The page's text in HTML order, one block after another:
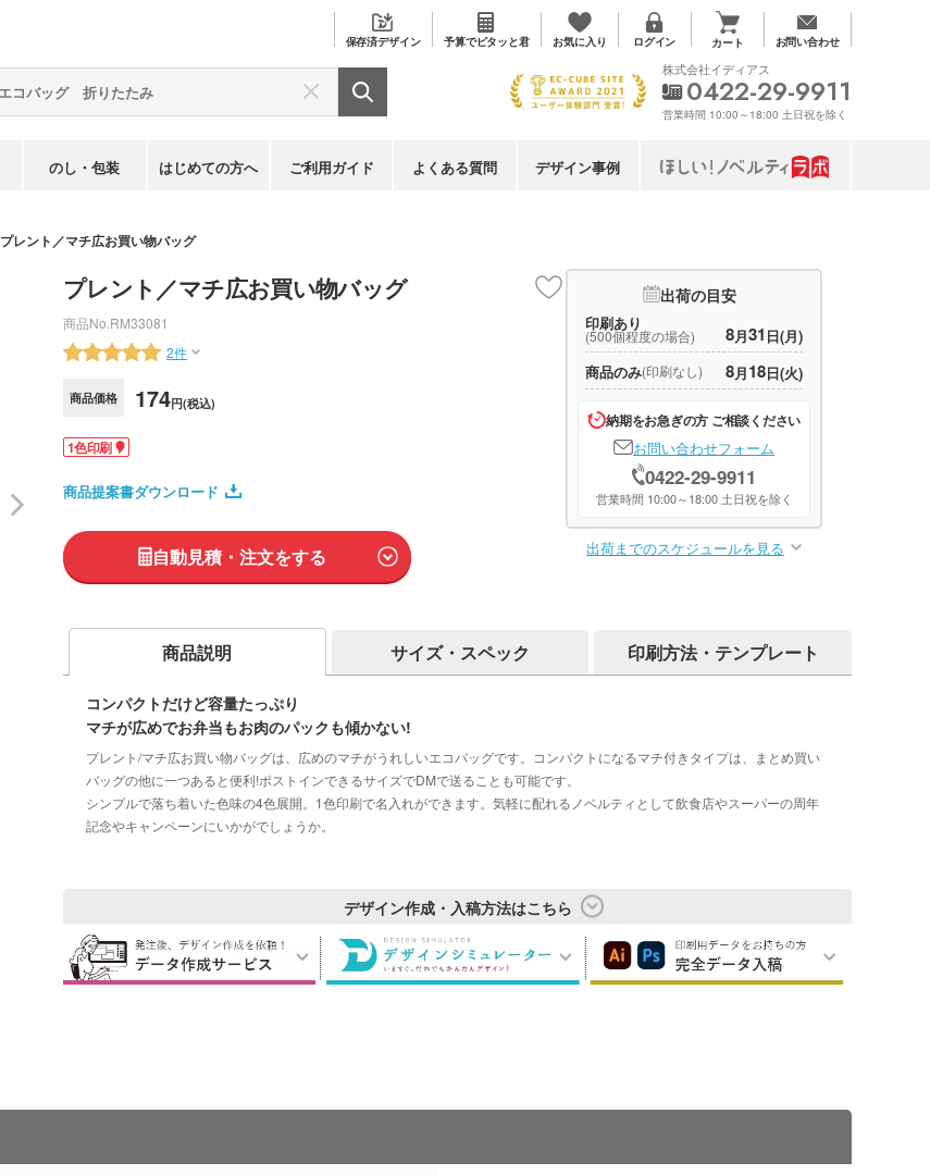
保存済デザイン 予算でピタッと君 お気に入り ログイン カート お問い合わせ
のし・包装 はじめての方へ ご利用ガイド よくある質問 デザイン事例
株式会社イディアス
0422-29-9911
営業時間 10:00～18:00 土日祝を除く
プレント／マチ広お買い物バッグ
プレント／マチ広お買い物バッグ
商品No. RM33081
2件
商品価格 174円(税込)
1色印刷
商品提案書ダウンロード
自動見積・注文をする
出荷の目安
印刷あり
(500個程度の場合) 8月31 日(月)
商品のみ(印刷なし) 8月18日(火)
納期をお急ぎの方 ご相談ください
お問い合わせフォーム
0422-29-9911
営業時間 10:00～18:00 土日祝を除く
出荷までのスケジュールを見る
商品説明 サイズ・スペック 印刷方法・テンプレート
コンパクトだけど容量たっぷり
マチが広めでお弁当もお肉のパックも傾かない!
プレント/マチ広お買い物バッグは、広めのマチがうれしいエコバッグです。コンパクトになるマチ付きタイプは、まとめ買い
バッグの他に一つあると便利!ポストインできるサイズでDMで送ることも可能です。
シンプルで落ち着いた色味の4色展開。1色印刷で名入れができます。気軽に配れるノベルティとして飲食店やスーパーの周年
記念やキャンペーンにいかがでしょうか。
デザイン作成・入稿方法はこちら